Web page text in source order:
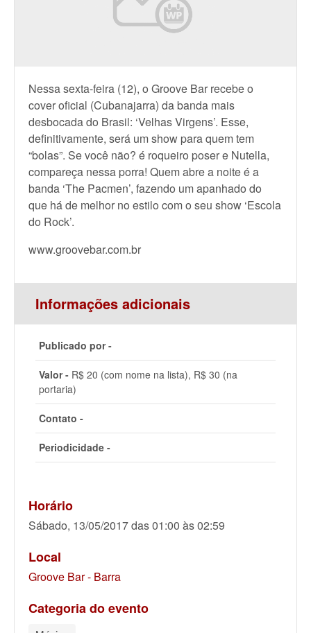
Nessa sexta-feira (12), o Groove Bar recebe o
cover oficial (Cubanajarra) da banda mais
desbocada do Brasil: ‘Velhas Virgens’. Esse,
definitivamente, será um show para quem tem
“bolas”. Se você não? é roqueiro poser e Nutella,
compareça nessa porra! Quem abre a noite é a
banda ‘The Pacmen’, fazendo um apanhado do
que há de melhor no estilo com o seu show ‘Escola
do Rock’.
www.groovebar.com.br
Informações adicionais
Publicado por -
Valor - R$ 20 (com nome na lista), R$ 30 (na
portaria)
Contato -
Periodicidade -
Horário
Sábado, 13/05/2017 das 01:00 às 02:59
Local
Groove Bar - Barra
Categoria do evento